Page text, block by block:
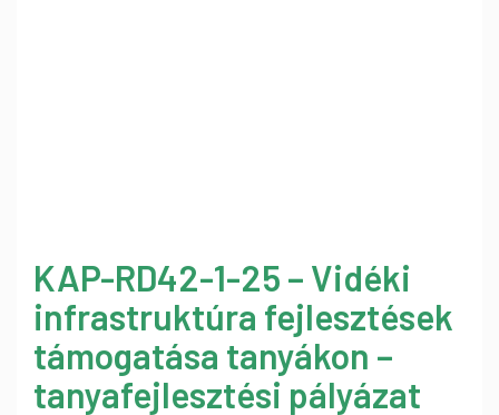
KAP-RD42-1-25 – Vidéki
infrastruktúra fejlesztések
támogatása tanyákon –
tanyafejlesztési pályázat